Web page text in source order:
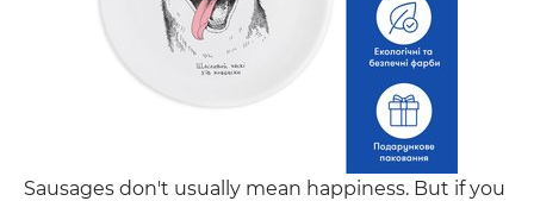
Sausages don't usually mean happiness. But if you